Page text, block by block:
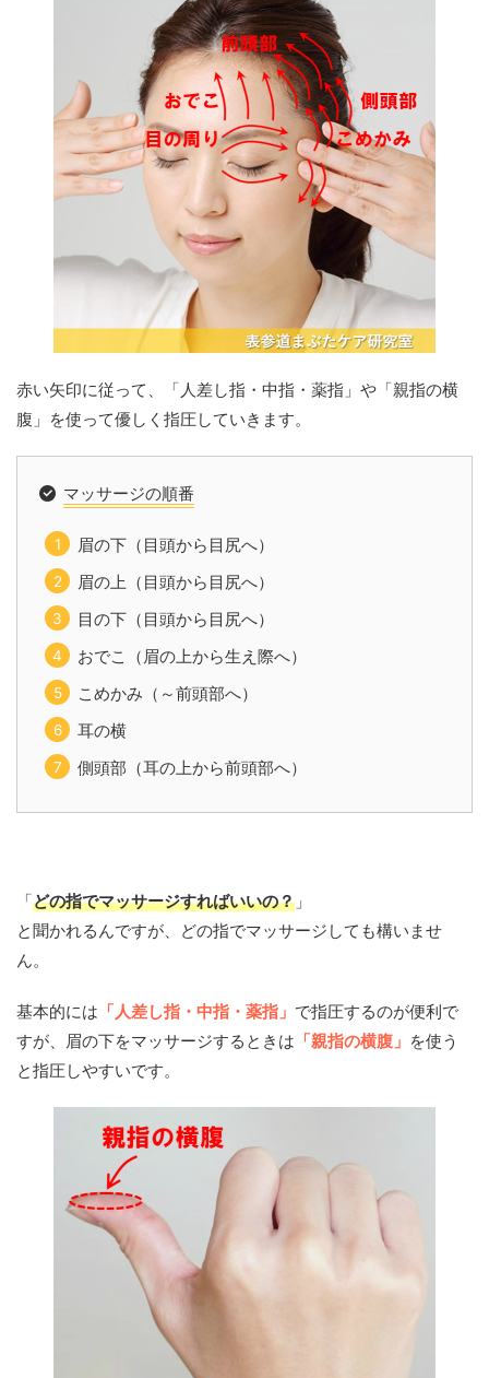
赤い矢印に従って、「人差し指・中指・薬指」や「親指の横
腹」を使って優しく指圧していきます。
マッサージの順番
眉の下（目頭から目尻へ）
眉の上（目頭から目尻へ）
目の下（目頭から目尻へ）
おでこ（眉の上から生え際へ）
こめかみ（～前頭部へ）
耳の横
側頭部（耳の上から前頭部へ）
「どの指でマッサージすればいいの？ 」
と聞かれるんですが、どの指でマッサージしても構いませ
ん。
基本的には 「人差し指・中指・薬指」 で指圧するのが便利で
すが、眉の下をマッサージするときは 「親指の横腹」 を使う
と指圧しやすいです。